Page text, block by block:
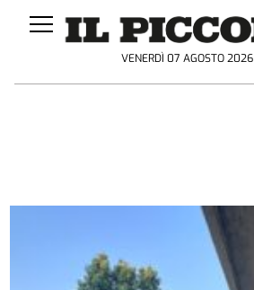
VENERDÌ 07 AGOSTO 2026